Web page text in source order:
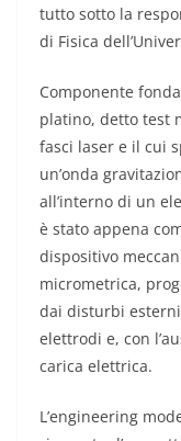
tutto sotto la
di Fisica
Componente
platino, detto test
fasci laser e il cui
un’onda
all’interno di un
è stato appena
dispositivo
micrometrica,
dai disturbi
elettrodi e, con
carica elettrica.
L’engineering